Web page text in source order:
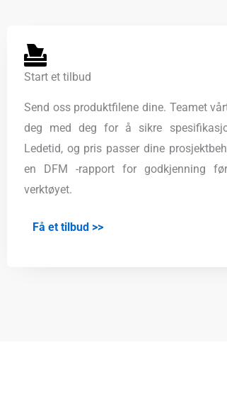
Start et tilbud
Send oss ​​produktfilene dine. Teamet
deg med deg for å sikre
Ledetid, og pris passer dine
en DFM -rapport for godkjenning
verktøyet.
Få et tilbud >>